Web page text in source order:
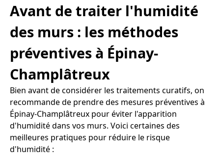
Avant de traiter l'humidité
des murs : les méthodes
préventives à Épinay-
Champlâtreux
Bien avant de considérer les traitements curatifs, on
recommande de prendre des mesures préventives à
Épinay-Champlâtreux pour éviter l'apparition
d'humidité dans vos murs. Voici certaines des
meilleures pratiques pour réduire le risque
d'humidité :